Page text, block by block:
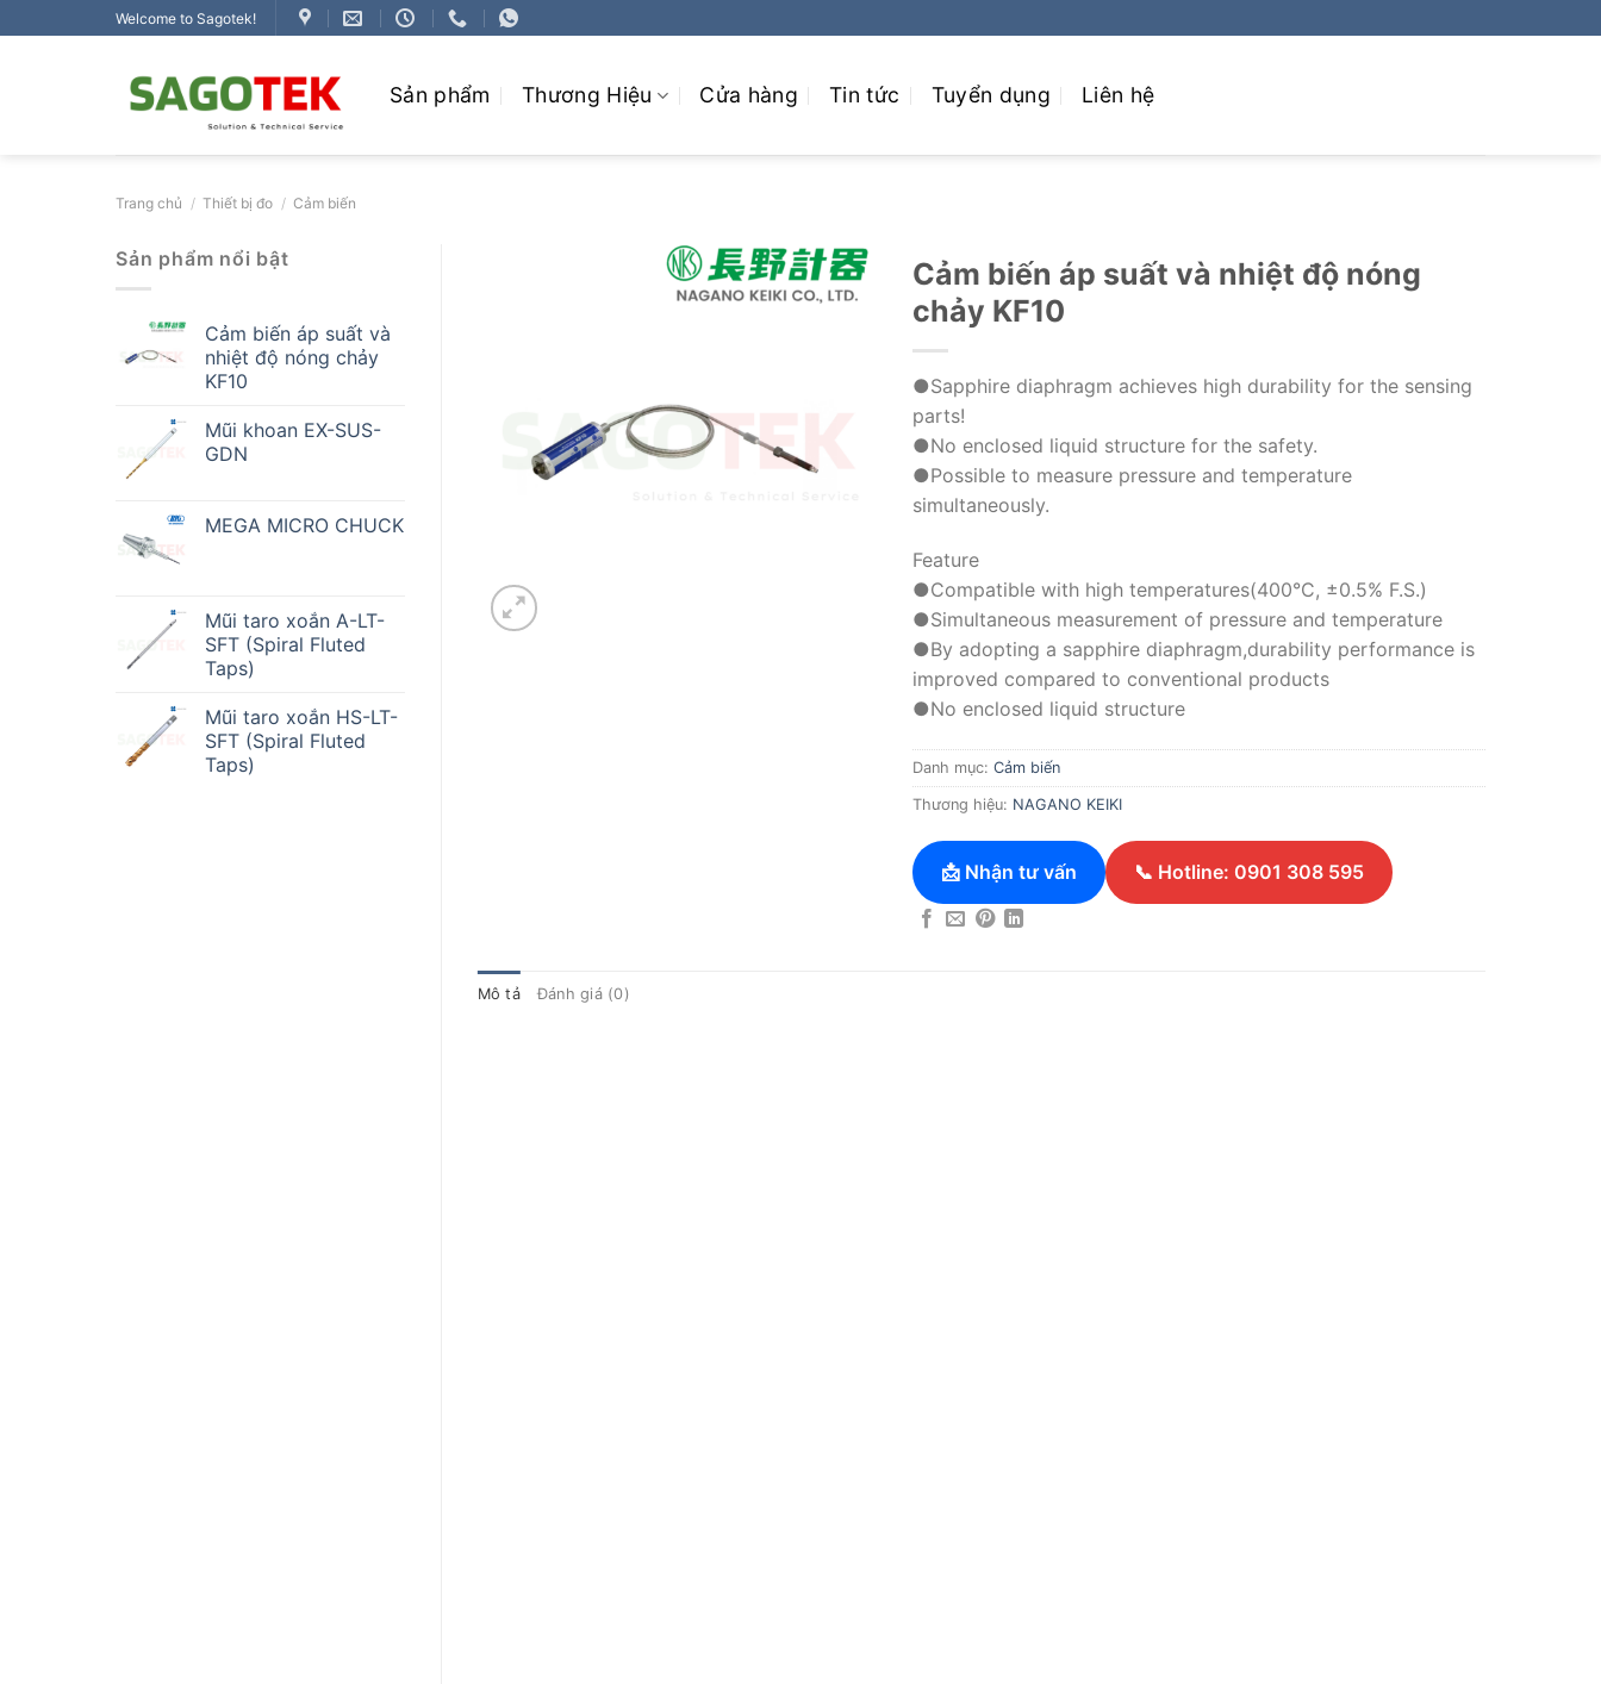
qua
Welcome to Sagotek!
Sản phẩm Thương Hiệu Cửa hàng Tin tức Tuyển dụng Liên hệ
Trang chủ / Thiết bị đo / Cảm biến
Sản phẩm nổi bật
Cảm biến áp suất và
nhiệt độ nóng chảy
KF10
Mũi khoan EX-SUS-
GDN
MEGA MICRO CHUCK
Mũi taro xoắn A-LT-
SFT (Spiral Fluted
Taps)
Mũi taro xoắn HS-LT-
SFT (Spiral Fluted
Taps)
Cảm biến áp suất và nhiệt độ nóng
chảy KF10
●Sapphire diaphragm achieves high durability for the sensing
parts!
●No enclosed liquid structure for the safety.
●Possible to measure pressure and temperature
simultaneously.
Feature
●Compatible with high temperatures(400°C, ±0.5% F.S.)
●Simultaneous measurement of pressure and temperature
●By adopting a sapphire diaphragm,durability performance is
improved compared to conventional products
●No enclosed liquid structure
Danh mục: Cảm biến
Thương hiệu: NAGANO KEIKI
📩 Nhận tư vấn 📞 Hotline: 0901 308 595
Mô tả Đánh giá (0)